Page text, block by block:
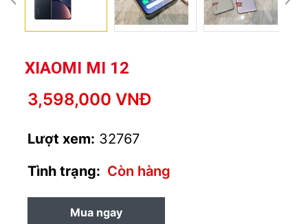
XIAOMI MI 12
3,598,000 VNĐ
Lượt xem: 32767
Tình trạng: Còn hàng
Mua ngay